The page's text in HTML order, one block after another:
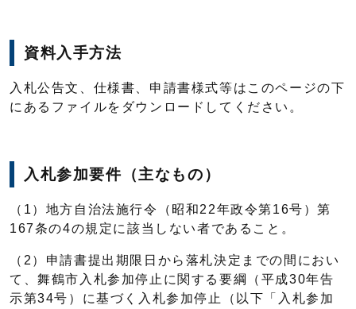
資料入手方法
入札公告文、仕様書、申請書様式等はこのページの下
にあるファイルをダウンロードしてください。
入札参加要件（主なもの）
（1）地方自治法施行令（昭和22年政令第16号）第
167条の4の規定に該当しない者であること。
（2）申請書提出期限日から落札決定までの間におい
て、舞鶴市入札参加停止に関する要綱（平成30年告
示第34号）に基づく入札参加停止（以下「入札参加